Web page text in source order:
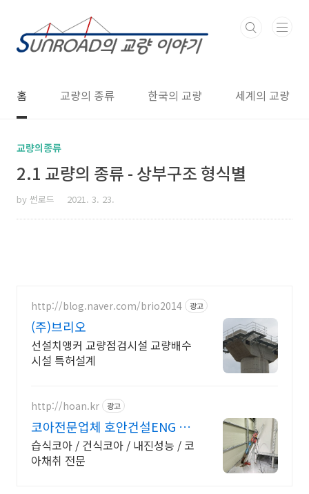
홈 교량의 종류 한국의 교량 세계의 교량
교량의종류
2.1 교량의 종류 - 상부구조 형식별
by 썬로드 2021. 3. 23.
http://blog.naver.com/brio2014 광고
(주)브리오
선설치앵커 교량점검시설 교량배수
시설 특허설계
http://hoan.kr 광고
코아전문업체 호안건설ENG 코
아/컷팅/전문
습식코아 / 건식코아 / 내진성능 / 코
아채취 전문